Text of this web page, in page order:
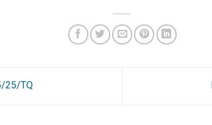
25/TQ